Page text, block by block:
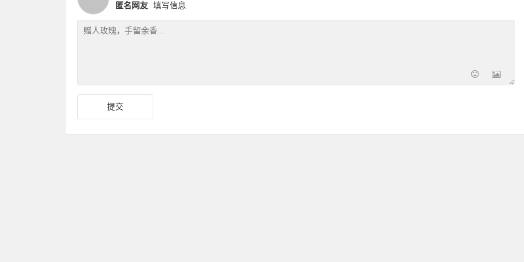
匿名网友 填写信息